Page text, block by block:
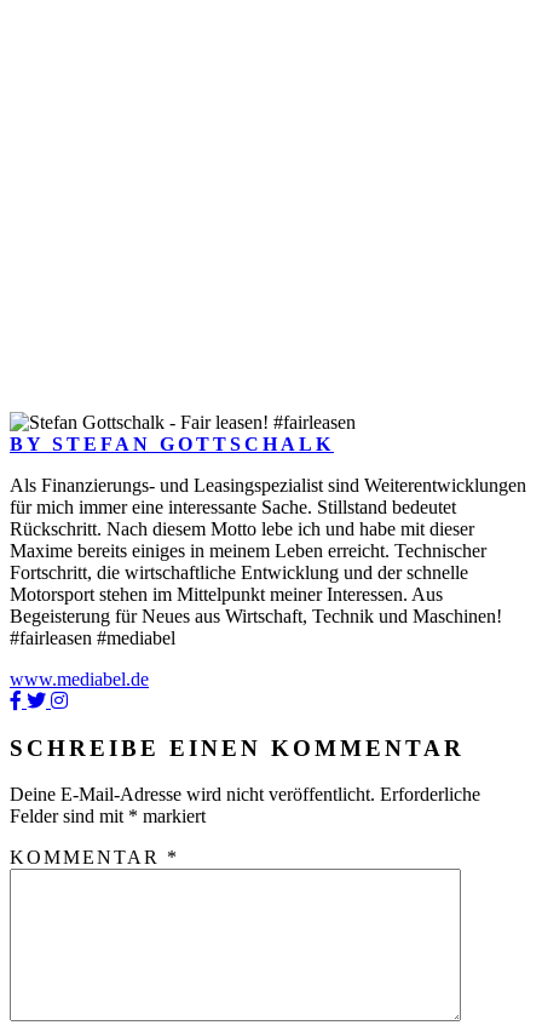
BY STEFAN GOTTSCHALK
Als Finanzierungs- und Leasingspezialist sind Weiterentwicklungen
für mich immer eine interessante Sache. Stillstand bedeutet
Rückschritt. Nach diesem Motto lebe ich und habe mit dieser
Maxime bereits einiges in meinem Leben erreicht. Technischer
Fortschritt, die wirtschaftliche Entwicklung und der schnelle
Motorsport stehen im Mittelpunkt meiner Interessen. Aus
Begeisterung für Neues aus Wirtschaft, Technik und Maschinen!
#fairleasen #mediabel
www.mediabel.de
SCHREIBE EINEN KOMMENTAR
Deine E-Mail-Adresse wird nicht veröffentlicht. Erforderliche
Felder sind mit * markiert
KOMMENTAR *